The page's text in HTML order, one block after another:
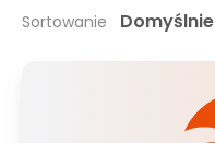
Sortowanie Domyślnie